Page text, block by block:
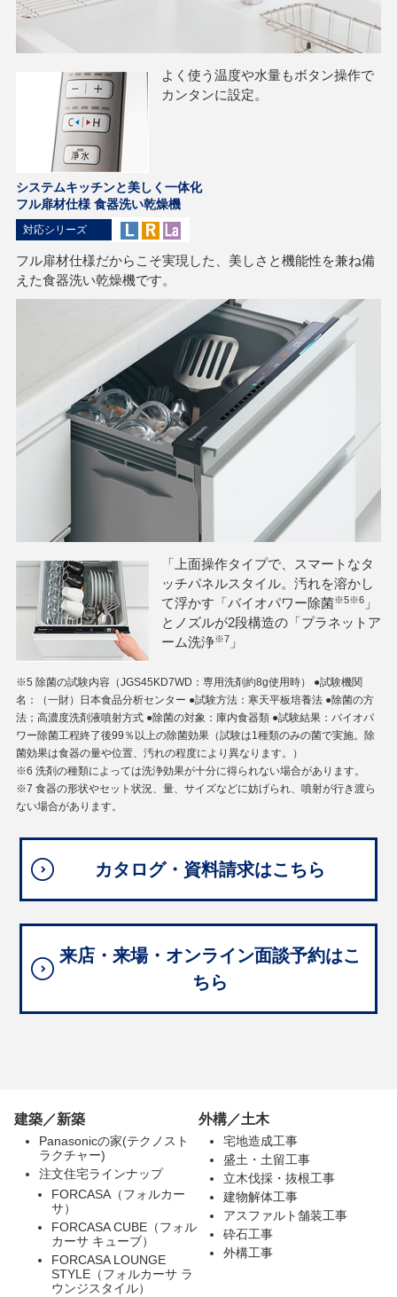
よく使う温度や水量もボタン操作で
カンタンに設定。
システムキッチンと美しく一体化
フル扉材仕様 食器洗い乾燥機
対応シリーズ
フル扉材仕様だからこそ実現した、美しさと機能性を兼ね備
えた食器洗い乾燥機です。
「上面操作タイプで、スマートなタ
ッチパネルスタイル。汚れを溶かし
て浮かす「バイオパワー除菌※5※6」
とノズルが2段構造の「プラネットア
ーム洗浄※7」
※5 除菌の試験内容（JGS45KD7WD：専用洗剤約8g使用時） ●試験機関
名：（一財）日本食品分析センター ●試験方法：寒天平板培養法 ●除菌の方
法；高濃度洗剤液噴射方式 ●除菌の対象：庫内食器類 ●試験結果：バイオパ
ワー除菌工程終了後99％以上の除菌効果（試験は1種類のみの菌で実施。除
菌効果は食器の量や位置、汚れの程度により異なります。）
※6 洗剤の種類によっては洗浄効果が十分に得られない場合があります。
※7 食器の形状やセット状況、量、サイズなどに妨げられ、噴射が行き渡ら
ない場合があります。
カタログ・資料請求はこちら
来店・来場・オンライン面談予約はこ
ちら
建築／新築
Panasonicの家(テクノスト
ラクチャー)
注文住宅ラインナップ
FORCASA（フォルカー
サ）
FORCASA CUBE（フォル
カーサ キューブ）
FORCASA LOUNGE
STYLE（フォルカーサ ラ
ウンジスタイル）
外構／土木
宅地造成工事
盛土・土留工事
立木伐採・抜根工事
建物解体工事
アスファルト舗装工事
砕石工事
外構工事